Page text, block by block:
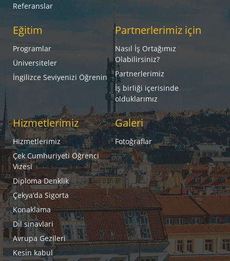
Referanslar
Eğitim
Programlar
Üniversiteler
İngilizce Seviyenizi Öğrenin
Partnerlerimiz için
Nasıl İş Ortağımız
Olabilirsiniz?
Partnerlerimiz
İş birliği içerisinde
olduklarımız
Hizmetlerimiz
Hizmetlerimiz
Çek Cumhuriyeti Öğrenci
Vizesi
Diploma Denklik
Çekya’da Sigorta
Konaklama
Di̇l sinavlari
Avrupa Gezileri
Kesi̇n kabul
Galeri
Fotoğraflar